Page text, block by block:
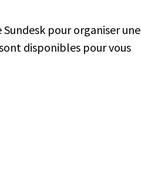
pour organiser une
disponibles pour vous
Galois - 06410-Biot